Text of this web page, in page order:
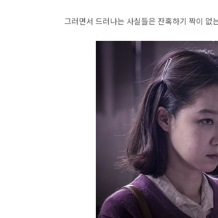
그러면서 드러나는 사실들은 잔혹하기 짝이 없